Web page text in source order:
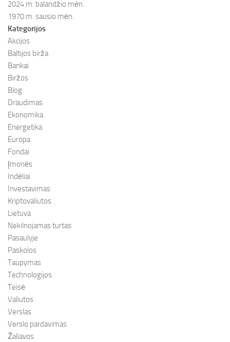
2024 m. balandžio mėn.
1970 m. sausio mėn.
Kategorijos
Akcijos
Baltijos birža
Bankai
Biržos
Blog
Draudimas
Ekonomika
Energetika
Europa
Fondai
Įmonės
Indėliai
Investavimas
Kriptovaliutos
Lietuva
Nekilnojamas turtas
Pasaulyje
Paskolos
Taupymas
Technologijos
Teisė
Valiutos
Verslas
Verslo pardavimas
Žaliavos